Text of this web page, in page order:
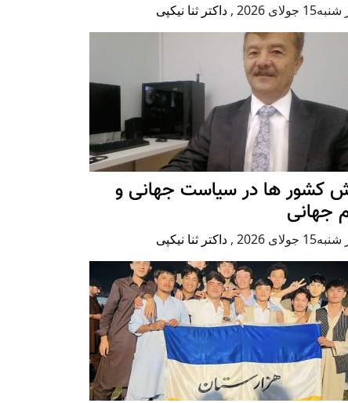
جولای 2026 , داکتر ثنا نیکپی
کشور ها در سیاست جهانی و
جهانی
جولای 2026 , داکتر ثنا نیکپی